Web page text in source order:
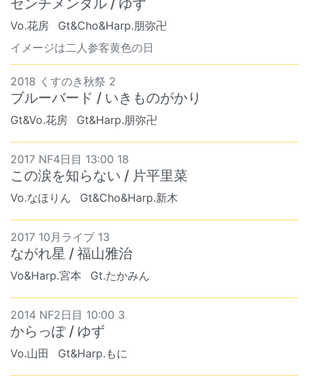
Vo.花房
Gt&Cho&Harp.朋弥卍
イメージは二人参客黄色の日
2018 くすのき秋祭 2
ブルーバード / いきものがかり
Gt&Vo.花房 Gt&Harp.朋弥卍
2017 NF4日目 13:00 18
この涙を知らない / 片平里菜
Vo.なほりん Gt&Cho&Harp.新木
2017 10月ライブ 13
ながれ星 / 福山雅治
Vo&Harp.宮本 Gt.たかみん
2014 NF2日目 10:00 3
からっぽ / ゆず
Vo.山田 Gt&Harp.もに